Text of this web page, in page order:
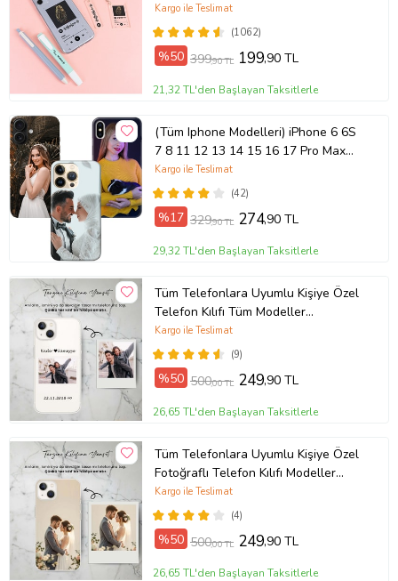
(1062)
Kargo ile Teslimat
%50 399,90 TL 199,90 TL
21,32 TL'den Başlayan Taksitlerle
(Tüm Iphone Modelleri) iPhone 6 6S
7 8 11 12 13 14 15 16 17 Pro Max
Plus Mini Kişiye Özel Resimli
Fotoğraflı Kılıf(42)
Kargo ile Teslimat
%17 329,90 TL 274,90 TL
29,32 TL'den Başlayan Taksitlerle
Tüm Telefonlara Uyumlu Kişiye Özel
Telefon Kılıfı Tüm Modeller
Açıklamada
(9)
Kargo ile Teslimat
%50 500,00 TL 249,90 TL
26,65 TL'den Başlayan Taksitlerle
Tüm Telefonlara Uyumlu Kişiye Özel
Fotoğraflı Telefon Kılıfı Modeller
Açıklamada
(4)
Kargo ile Teslimat
%50 500,00 TL 249,90 TL
26,65 TL'den Başlayan Taksitlerle